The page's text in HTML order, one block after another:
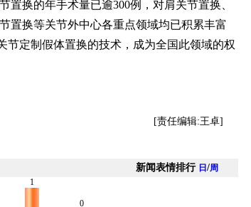
换的年手术量已逾300例，对肩关节置换、
置换等关节外中心各重点领域均已积累丰富
节定制假体置换的技术，成为全国此领域的权
[责任编辑:王卓]
新闻表情排行 日 /周
1
0